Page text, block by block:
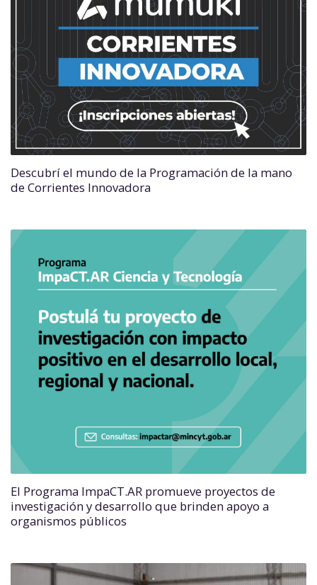
Descubrí el mundo de la Programación de la mano
de Corrientes Innovadora
El Programa ImpaCT.AR promueve proyectos de
investigación y desarrollo que brinden apoyo a
organismos públicos